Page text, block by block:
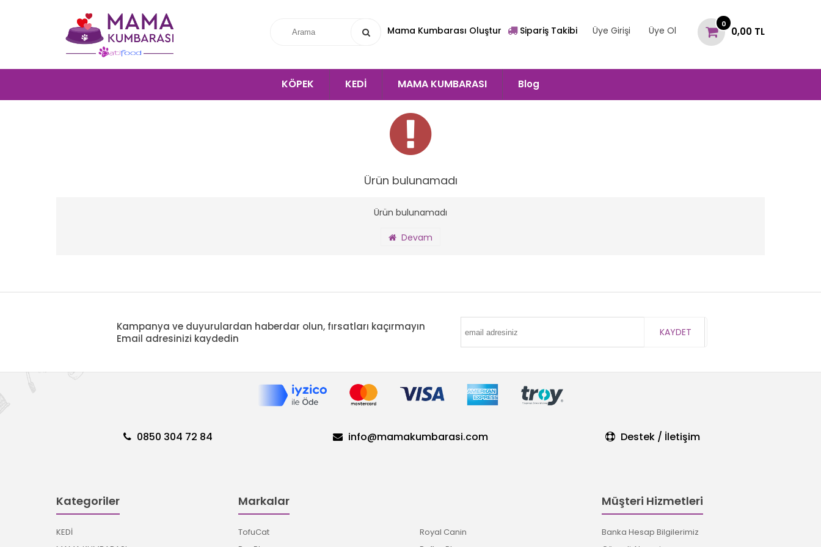
0
0,00 TL
Üye Girişi Üye Ol
Sipariş Takibi
Mama Kumbarası Oluştur
KÖPEK KEDİ MAMA KUMBARASI Blog
Ürün bulunamadı
Ürün bulunamadı
Devam
Kampanya ve duyurulardan haberdar olun, fırsatları kaçırmayın
Email adresinizi kaydedin
KAYDET
0850 304 72 84 info@mamakumbarasi.com Destek / İletişim
Kategoriler
KEDİ
Markalar
TofuCat
Royal Canin
Müşteri Hizmetleri
Banka Hesap Bilgilerimiz